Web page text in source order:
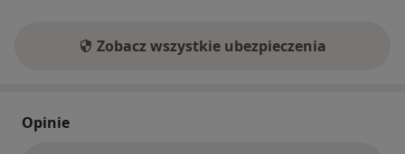
Zobacz wszystkie ubezpieczenia
Opinie